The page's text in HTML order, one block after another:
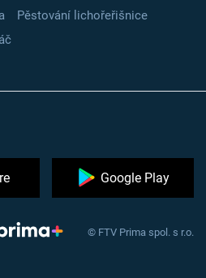
Pěstování lichořeřišnice
Google Play
© FTV Prima spol. s r.o.